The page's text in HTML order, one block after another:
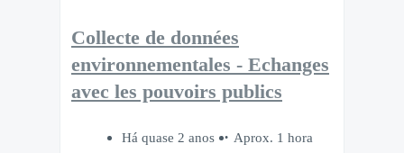
Collecte de données
environnementales - Echanges
avec les pouvoirs publics
Há quase 2 anos
Aprox. 1 hora